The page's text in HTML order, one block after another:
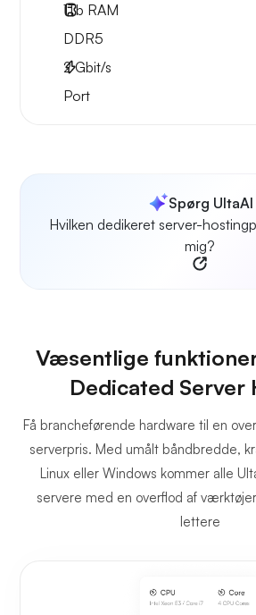
1Tb RAM
DDR5
2Gbit/s
Port
Spørg UltaAI
Hvilken dedikeret server-
mig?
Væsentlige
Dedicated Server
Få brancheførende hardware til en
serverpris. Med umålt båndbredde,
Linux eller Windows kommer alle
servere med en overflod af
lettere